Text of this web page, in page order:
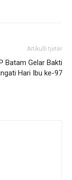
Artikulli tjetër
Batam Gelar Bakti
Hari Ibu ke-97